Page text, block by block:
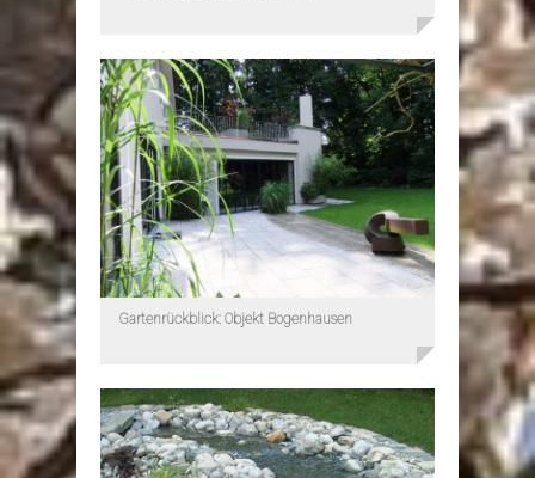
Gartenrückblick: Objekt Bogenhausen